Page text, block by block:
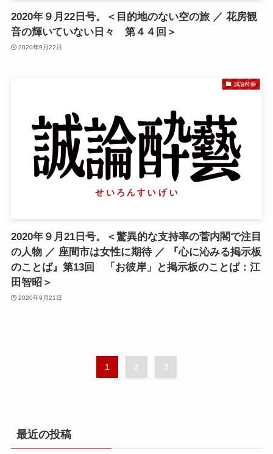
2020年９月22日号。＜目的地のない空の旅 ／ 花房観
音の輝いていない日々 第４４回＞
2020年9月22日
誠論酔藝
2020年９月21日号。＜驚異的な支持率の菅内閣で注目
の人物 ／ 座間市は女性に期待 ／ 『心に沁みる掲示板
のことば』第13回 「お彼岸」と掲示板のことば：江
田智昭＞
2020年9月21日
1 2 3
最近の投稿